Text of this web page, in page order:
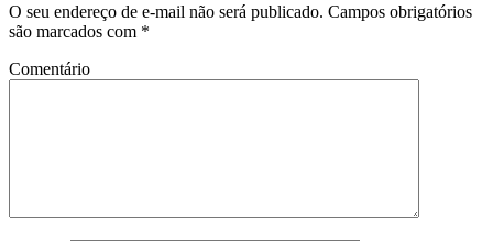
O seu endereço de e-mail não será publicado. Campos obrigatórios
são marcados com *
Comentário